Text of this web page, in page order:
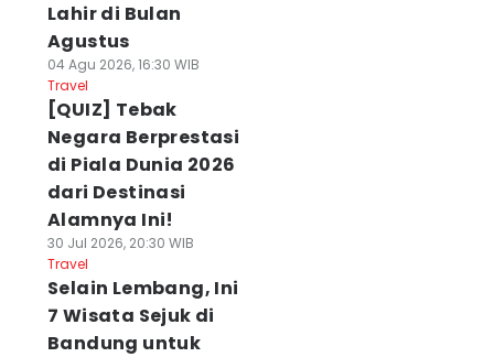
Lahir di Bulan
Agustus
04 Agu 2026, 16:30 WIB
Travel
[QUIZ] Tebak
Negara Berprestasi
di Piala Dunia 2026
dari Destinasi
Alamnya Ini!
30 Jul 2026, 20:30 WIB
Travel
Selain Lembang, Ini
7 Wisata Sejuk di
Bandung untuk